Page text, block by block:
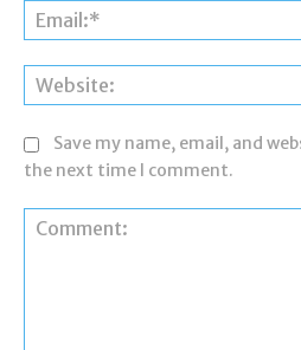
Save my name, email, and
the next time I comment.